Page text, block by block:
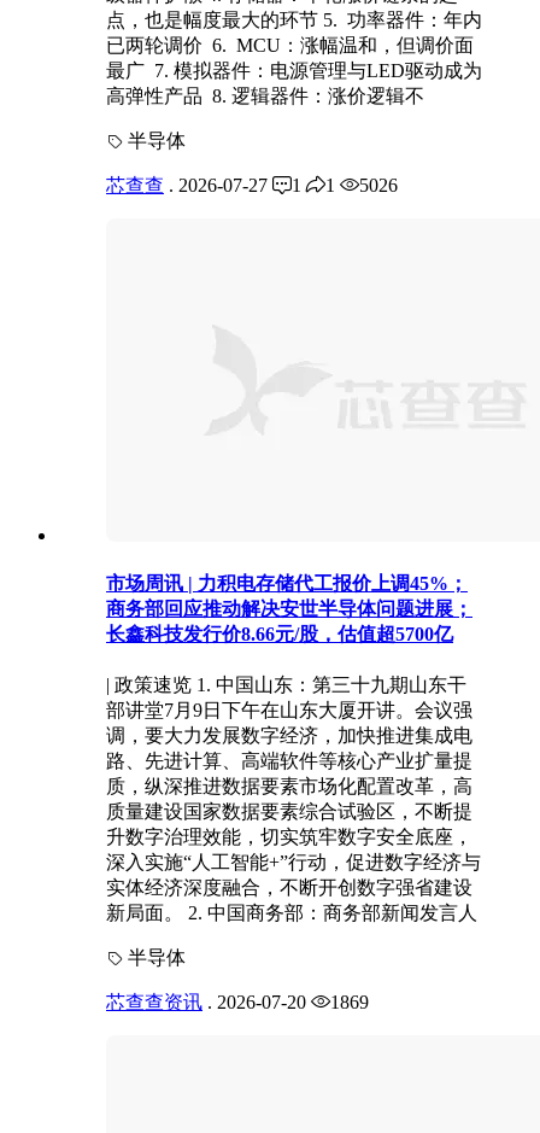
点，也是幅度最大的环节 5. 功率器件：年内
已两轮调价 6. MCU：涨幅温和，但调价面
最广 7. 模拟器件：电源管理与LED驱动成为
高弹性产品 8. 逻辑器件：涨价逻辑不
半导体
芯查查 . 2026-07-27 1 1 5026
市场周讯 | 力积电存储代工报价上调45%；
商务部回应推动解决安世半导体问题进展；
长鑫科技发行价8.66元/股，估值超5700亿
| 政策速览 1. 中国山东：第三十九期山东干
部讲堂7月9日下午在山东大厦开讲。会议强
调，要大力发展数字经济，加快推进集成电
路、先进计算、高端软件等核心产业扩量提
质，纵深推进数据要素市场化配置改革，高
质量建设国家数据要素综合试验区，不断提
升数字治理效能，切实筑牢数字安全底座，
深入实施“人工智能+”行动，促进数字经济与
实体经济深度融合，不断开创数字强省建设
新局面。 2. 中国商务部：商务部新闻发言人
半导体
芯查查资讯 . 2026-07-20 1869